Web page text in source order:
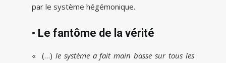
par le système hégémonique.
• Le fantôme de la vérité
« (…) le système a fait main basse sur tous les